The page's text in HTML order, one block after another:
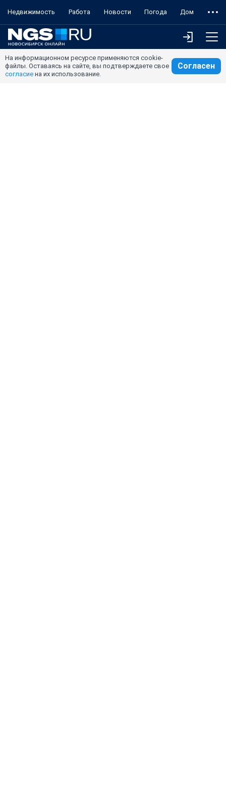
Недвижимость Работа Новости Погода Дом
На информационном ресурсе применяются cookie-
файлы. Оставаясь на сайте, вы подтверждаете свое
согласие на их использование.
Согласен